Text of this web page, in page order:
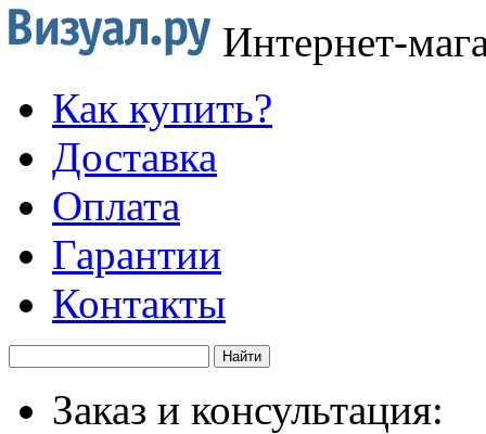
Интернет-
Как купить?
Доставка
Оплата
Гарантии
Контакты
Заказ и консультация: